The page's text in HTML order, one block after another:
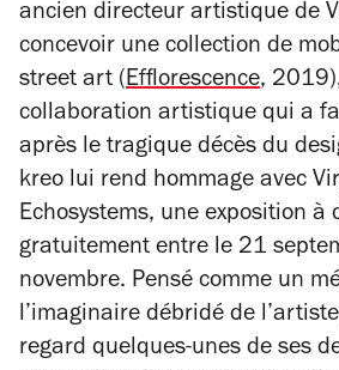
ancien directeur artistique de
concevoir une collection de
street art (Efflorescence,
collaboration artistique qui a
après le tragique décès du
kreo lui rend hommage avec
Echosystems, une exposition à
gratuitement entre le 21
novembre. Pensé comme un
l’imaginaire débridé de
regard quelques-unes de ses